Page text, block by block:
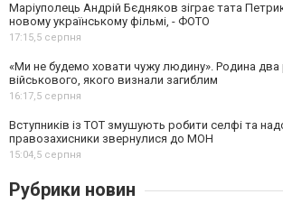
Маріуполець Андрій Бєдняков зіграє тата
новому українському фільмі, - ФОТО
17:15,5 серпня
«Ми не будемо ховати чужу людину». Родина
військового, якого визнали загиблим
16:17,5 серпня
Вступників із ТОТ змушують робити селфі та
правозахисники звернулися до МОН
15:04,5 серпня
Рубрики новин